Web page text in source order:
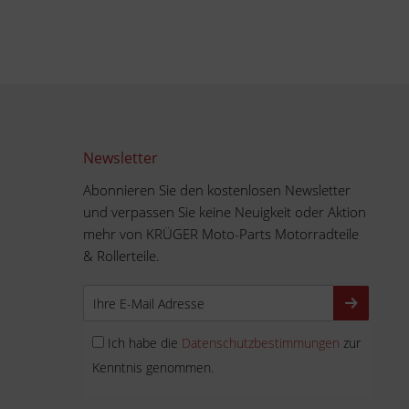
Newsletter
Abonnieren Sie den kostenlosen Newsletter
und verpassen Sie keine Neuigkeit oder Aktion
mehr von KRÜGER Moto-Parts Motorradteile
& Rollerteile.
Ich habe die Datenschutzbestimmungen zur
Kenntnis genommen.